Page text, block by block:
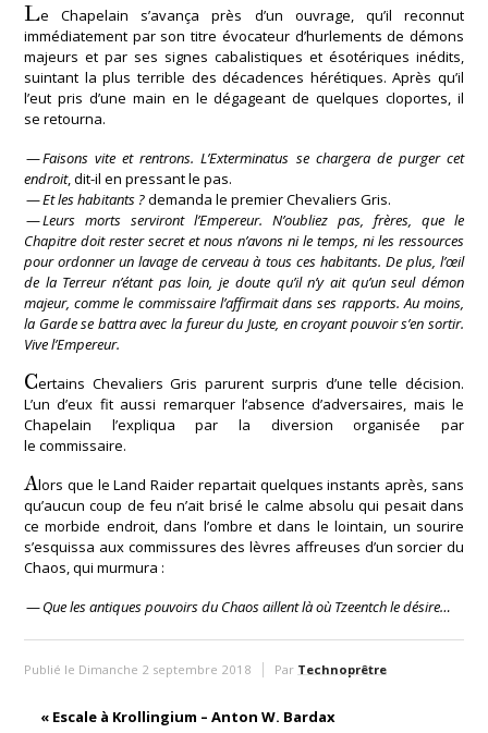
Le Chapelain s’avança près d’un ouvrage, qu’il reconnut
immédiatement par son titre évocateur d’hurlements de démons
majeurs et par ses signes cabalistiques et ésotériques inédits,
suintant la plus terrible des décadences hérétiques. Après qu’il
l’eut pris d’une main en le dégageant de quelques cloportes, il
se retourna.
—Faisons vite et rentrons. L’Exterminatus se chargera de purger cet
endroit, dit-il en pressant le pas.
—Et les habitants ?demanda le premier Chevaliers Gris.
—Leurs morts serviront l’Empereur. N’oubliez pas, frères, que le
Chapitre doit rester secret et nous n’avons ni le temps, ni les ressources
pour ordonner un lavage de cerveau à tous ces habitants. De plus, l’œil
de la Terreur n’étant pas loin, je doute qu’il n’y ait qu’un seul démon
majeur, comme le commissaire l’affirmait dans ses rapports. Au moins,
la Garde se battra avec la fureur du Juste, en croyant pouvoir s’en sortir.
Vive l’Empereur.
Certains Chevaliers Gris parurent surpris d’une telle décision.
L’un d’eux fit aussi remarquer l’absence d’adversaires, mais le
Chapelain l’expliqua par la diversion organisée par
le commissaire.
Alors que le Land Raider repartait quelques instants après, sans
qu’aucun coup de feu n’ait brisé le calme absolu qui pesait dans
ce morbide endroit, dans l’ombre et dans le lointain, un sourire
s’esquissa aux commissures des lèvres affreuses d’un sorcier du
Chaos, qui murmura :
—Que les antiques pouvoirs du Chaos aillent là où Tzeentch le désire…
Publié le Dimanche 2 septembre 2018 Par Technoprêtre
« Escale à Krollingium – Anton W. Bardax